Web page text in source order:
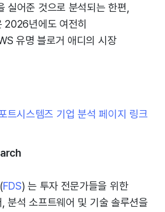
실어준 것으로 분석되는 한편,
2026년에도 여전히
유명 블로거 애디의 시장
트시스템즈 기업 분석 페이지 링크
FDS) 는 투자 전문가들을 위한
분석 소프트웨어 및 기술 솔루션을